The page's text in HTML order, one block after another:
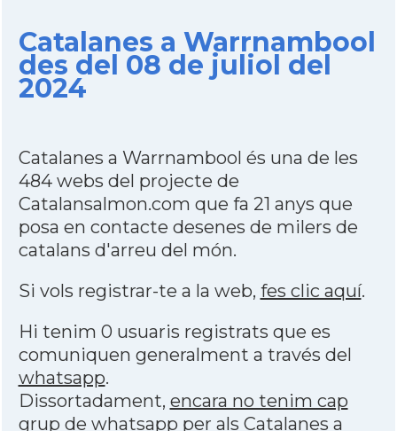
Catalanes a Warrnambool
des del 08 de juliol del
2024
Catalanes a Warrnambool és una de les
484 webs del projecte de
Catalansalmon.com que fa 21 anys que
posa en contacte desenes de milers de
catalans d'arreu del món.
Si vols registrar-te a la web, fes clic aquí.
Hi tenim 0 usuaris registrats que es
comuniquen generalment a través del
whatsapp.
Dissortadament, encara no tenim cap
grup de whatsapp per als Catalanes a